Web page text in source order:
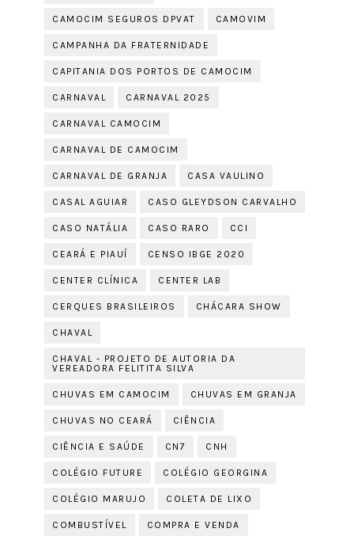
CAMOCIM SEGUROS DPVAT CAMOVIM
CAMPANHA DA FRATERNIDADE
CAPITANIA DOS PORTOS DE CAMOCIM
CARNAVAL CARNAVAL 2025
CARNAVAL CAMOCIM
CARNAVAL DE CAMOCIM
CARNAVAL DE GRANJA CASA VAULINO
CASAL AGUIAR CASO GLEYDSON CARVALHO
CASO NATÁLIA CASO RARO CCI
CEARÁ E PIAUÍ CENSO IBGE 2020
CENTER CLÍNICA CENTER LAB
CERQUES BRASILEIROS CHÁCARA SHOW
CHAVAL
CHAVAL - PROJETO DE AUTORIA DA
VEREADORA FELITITA SILVA
CHUVAS EM CAMOCIM CHUVAS EM GRANJA
CHUVAS NO CEARÁ CIÊNCIA
CIÊNCIA E SAÚDE CN7 CNH
COLÉGIO FUTURE COLÉGIO GEORGINA
COLÉGIO MARUJO COLETA DE LIXO
COMBUSTÍVEL COMPRA E VENDA